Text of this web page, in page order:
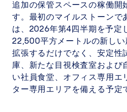
追加の保管スペースの稼働開
す。最初のマイルストーンで
は、2026年第4四半期を予定
22,500平方メートルの新し
拡張するだけでなく、安定性
庫、新たな目視検査室および
い社員食堂、オフィス専用エ
ター専用エリアを備える予定